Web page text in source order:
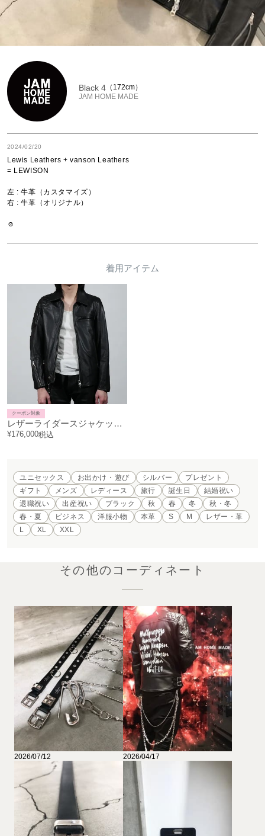
Black 4
JAM HOME MADE
172cm
2024/02/20
Lewis Leathers + vanson Leathers
= LEWISON
左 : 牛革（カスタマイズ）
右 : 牛革（オリジナル）
☺︎
着用アイテム
レザーライダースジャケット"LEWISON"
クーポン対象
¥176,000税込
ユニセックス お出かけ・遊び シルバー
プレゼント
ギフト
メンズ レディース 旅行 誕生日
結婚祝い
退職祝い
出産祝い ブラック 秋 春 冬
秋・冬
春・夏
ビジネス 洋服小物 本革 S M
レザー・革
L
XL XXL
その他のコーディネート
2026/07/12 2026/04/17